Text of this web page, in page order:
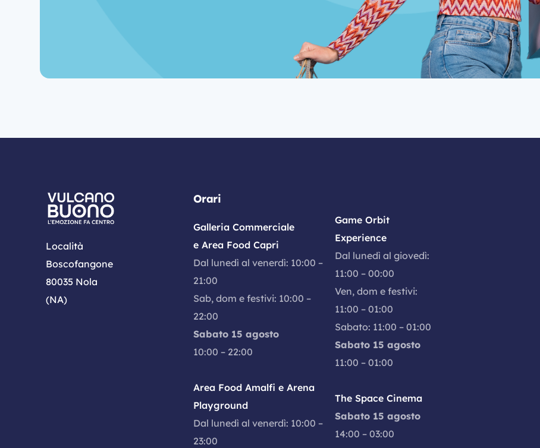
Località
Boscofangone
80035 Nola
(NA)
Orari
Galleria Commerciale
e Area Food Capri
Dal lunedì al venerdì: 10:00 –
21:00
Sab, dom e festivi: 10:00 –
22:00
Sabato 15 agosto
10:00 – 22:00
Area Food Amalfi e Arena
Playground
Dal lunedì al venerdì: 10:00 –
23:00
Game Orbit
Experience
Dal lunedì al giovedì:
11:00 – 00:00
Ven, dom e festivi:
11:00 – 01:00
Sabato: 11:00 – 01:00
Sabato 15 agosto
11:00 – 01:00
The Space Cinema
Sabato 15 agosto
14:00 – 03:00